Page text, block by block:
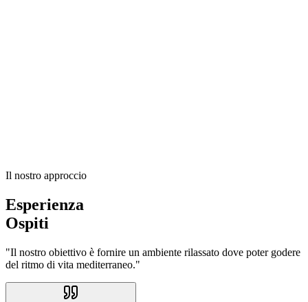
Il nostro approccio
Esperienza
Ospiti
"Il nostro obiettivo è fornire un ambiente rilassato dove poter godere
del ritmo di vita mediterraneo."